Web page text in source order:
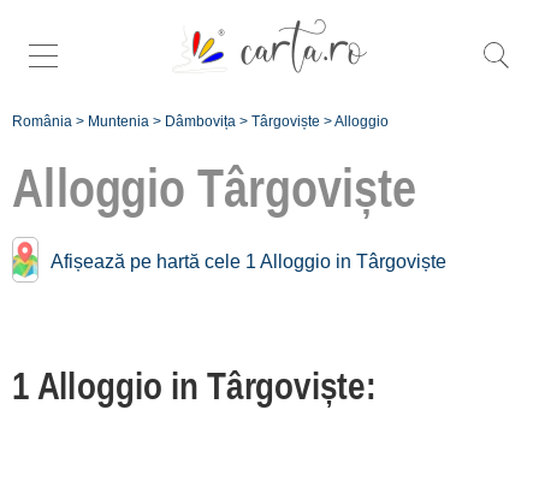
România > Muntenia > Dâmbovița > Târgoviște >Alloggio
AlloggioTârgoviște
Afișează pe hartă cele 1 Alloggio in Târgoviște
1 Alloggio in Târgoviște:
Alloggio vicino a
Târgoviște:
[3 offers a 17.1 km]